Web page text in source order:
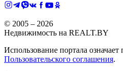
© 2005 – 2026
Недвижимость на REALT.BY
Использование портала
Пользовательского соглашения.